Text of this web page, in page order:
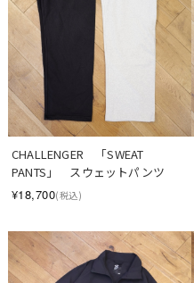
CHALLENGER　「SWEAT
PANTS」　スウェットパンツ
¥18,700(税込)